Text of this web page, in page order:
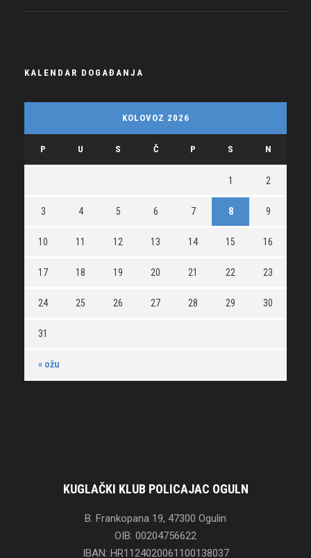
KALENDAR DOGAĐANJA
KOLOVOZ 2026
P U S Č P S N
« ožu
1 2
3 4 5 6 7 8 9
10 11 12 13 14 15 16
17 18 19 20 21 22 23
24 25 26 27 28 29 30
31
KUGLAČKI KLUB POLICAJAC OGULN
B. Frankopana 19, 47300 Ogulin
OIB: 00204756622
IBAN: HR1124020061100138037